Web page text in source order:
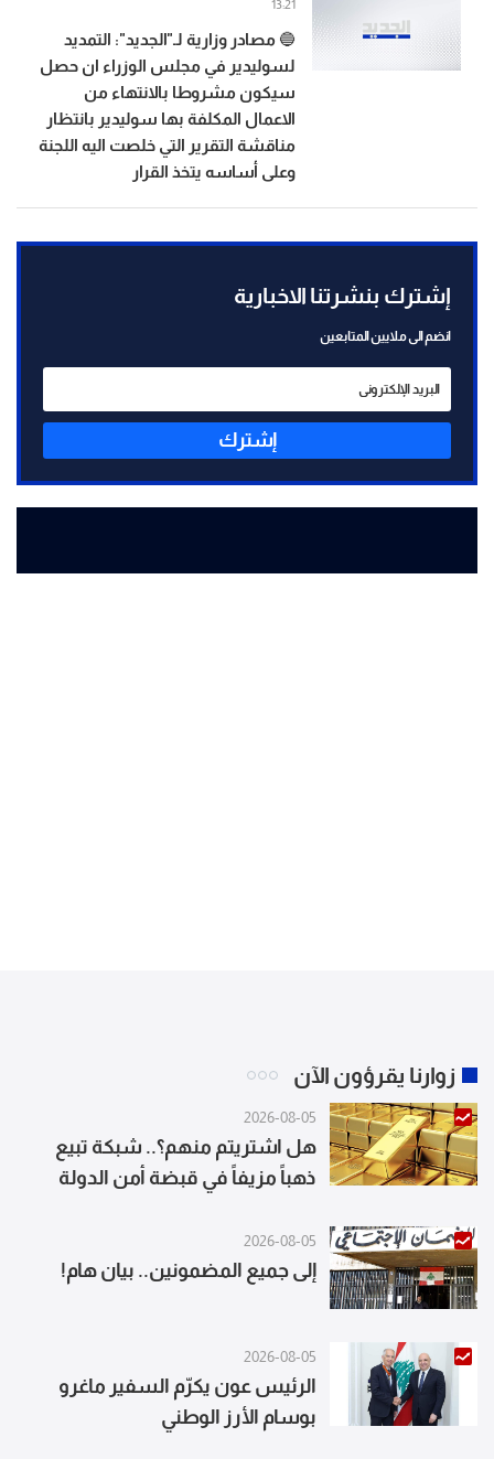
🔵 مصادر وزارية لـ"الجديد": التمديد
لسوليدير في مجلس الوزراء ان حصل
سيكون مشروطا بالانتهاء من
الاعمال المكلفة بها سوليدير بانتظار
مناقشة التقرير التي خلصت اليه اللجنة
وعلى أساسه يتخذ القرار
13:21
إشترك بنشرتنا الاخبارية
انضم الى ملايين المتابعين
إشترك
زوارنا يقرؤون الآن
2026-08-05
هل اشتريتم منهم؟.. شبكة تبيع
ذهباً مزيفاً في قبضة أمن الدولة
2026-08-05
إلى جميع المضمونين.. بيان هام!
2026-08-05
الرئيس عون يكرّم السفير ماغرو
بوسام الأرز الوطني